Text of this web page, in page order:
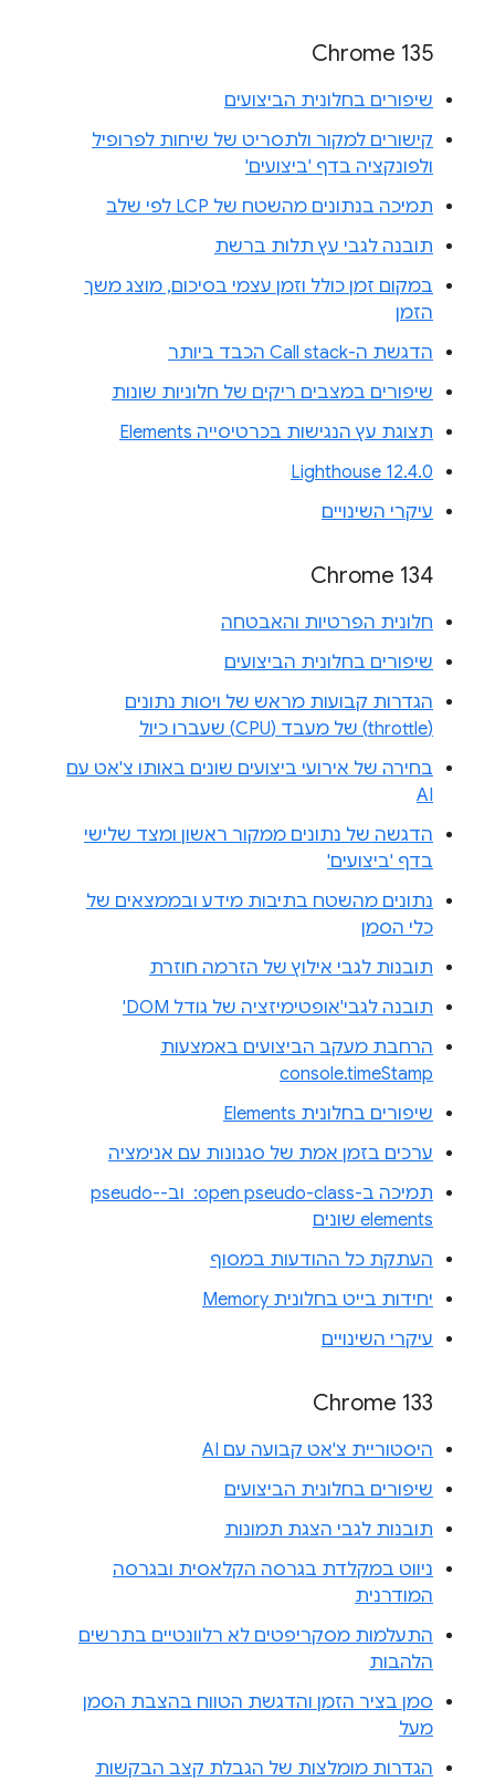
Chrome 135
שיפורים בחלונית הביצועים
קישורים למקור ולתסריט של שיחות לפרופיל
ולפונקציה בדף 'ביצועים'
תמיכה בנתונים מהשטח של LCP לפי שלב
תובנה לגבי עץ תלות ברשת
במקום זמן כולל וזמן עצמי בסיכום, מוצג משך
הזמן
הדגשת ה-Call stack הכבד ביותר
שיפורים במצבים ריקים של חלוניות שונות
תצוגת עץ הנגישות בכרטיסייה Elements
Lighthouse 12.4.0
עיקרי השינויים
Chrome 134
חלונית הפרטיות והאבטחה
שיפורים בחלונית הביצועים
הגדרות קבועות מראש של ויסות נתונים
(throttle) של מעבד (CPU) שעברו כיול
בחירה של אירועי ביצועים שונים באותו צ'אט עם
AI
הדגשה של נתונים ממקור ראשון ומצד שלישי
בדף 'ביצועים'
נתונים מהשטח בתיבות מידע ובממצאים של
כלי הסמן
תובנות לגבי אילוץ של הזרמה חוזרת
תובנה לגבי'אופטימיזציה של גודל DOM'
הרחבת מעקב הביצועים באמצעות
console.timeStamp
שיפורים בחלונית Elements
ערכים בזמן אמת של סגנונות עם אנימציה
תמיכה ב-‎ :open pseudo-class וב-pseudo-
elements שונים
העתקת כל ההודעות במסוף
יחידות בייט בחלונית Memory
עיקרי השינויים
Chrome 133
היסטוריית צ'אט קבועה עם AI
שיפורים בחלונית הביצועים
תובנות לגבי הצגת תמונות
ניווט במקלדת בגרסה הקלאסית ובגרסה
המודרנית
התעלמות מסקריפטים לא רלוונטיים בתרשים
הלהבות
סמן בציר הזמן והדגשת הטווח בהצבת הסמן
מעל
הגדרות מומלצות של הגבלת קצב הבקשות